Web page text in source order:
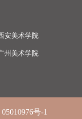
安美术学院
州美术学院
号-1